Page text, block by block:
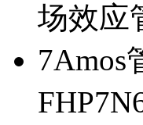
场效应
7Amos